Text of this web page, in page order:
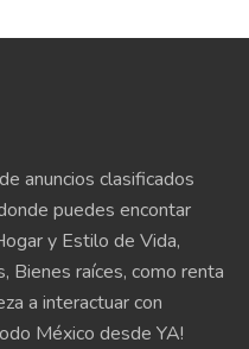
anuncios clasificados
puedes encontar
y Estilo de Vida,
Bienes raíces, como renta
a interactuar con
México desde YA!